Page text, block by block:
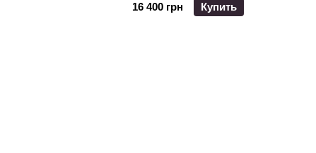
16 400 грн
Купить